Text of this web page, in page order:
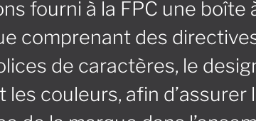
fourni à la FPC une boîte
comprenant des
de caractères, le
les couleurs, afin d’assurer